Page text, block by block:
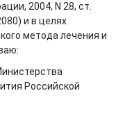
2004, N 28, ст.
и в целях
метода лечения и
Российской